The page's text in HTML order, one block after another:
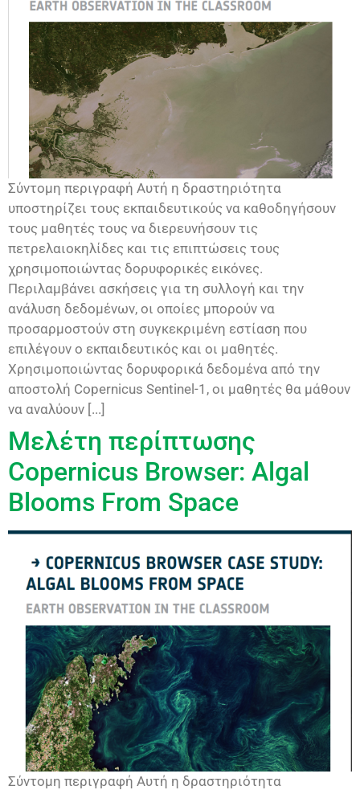
Σύντομη περιγραφή Αυτή η δραστηριότητα
υποστηρίζει τους εκπαιδευτικούς να καθοδηγήσουν
τους μαθητές τους να διερευνήσουν τις
πετρελαιοκηλίδες και τις επιπτώσεις τους
χρησιμοποιώντας δορυφορικές εικόνες.
Περιλαμβάνει ασκήσεις για τη συλλογή και την
ανάλυση δεδομένων, οι οποίες μπορούν να
προσαρμοστούν στη συγκεκριμένη εστίαση που
επιλέγουν ο εκπαιδευτικός και οι μαθητές.
Χρησιμοποιώντας δορυφορικά δεδομένα από την
αποστολή Copernicus Sentinel-1, οι μαθητές θα μάθουν
να αναλύουν [...]
Μελέτη περίπτωσης
Copernicus Browser: Algal
Blooms From Space
Σύντομη περιγραφή Αυτή η δραστηριότητα